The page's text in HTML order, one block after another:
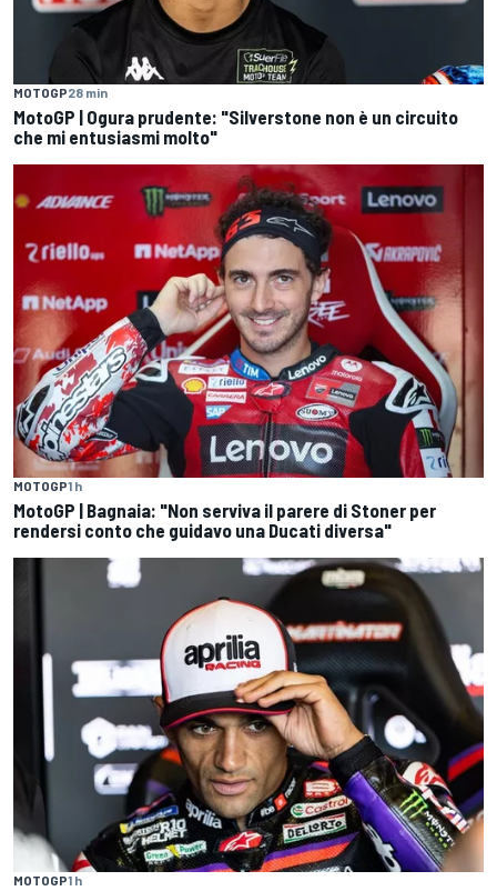
MOTOGP28 min
MotoGP | Ogura prudente: "Silverstone non è un circuito
che mi entusiasmi molto"
MOTOGP1 h
MotoGP | Bagnaia: "Non serviva il parere di Stoner per
rendersi conto che guidavo una Ducati diversa"
MOTOGP1 h